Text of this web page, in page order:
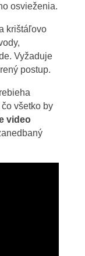
osvieženia.
krištáľovo
Vyžaduje
postup.
všetko by
video